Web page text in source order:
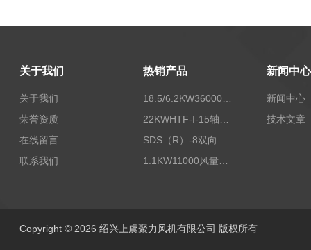
关于我们
关于我们
荣誉资质
在线留言
联系我们
热销产品
1.1KW11000风量FDZ-5.5不锈钢壁式轴流风机
新闻中心
新闻中心
技术文章
Copyright © 2026 绍兴上虞聚力风机有限公司 版权所有